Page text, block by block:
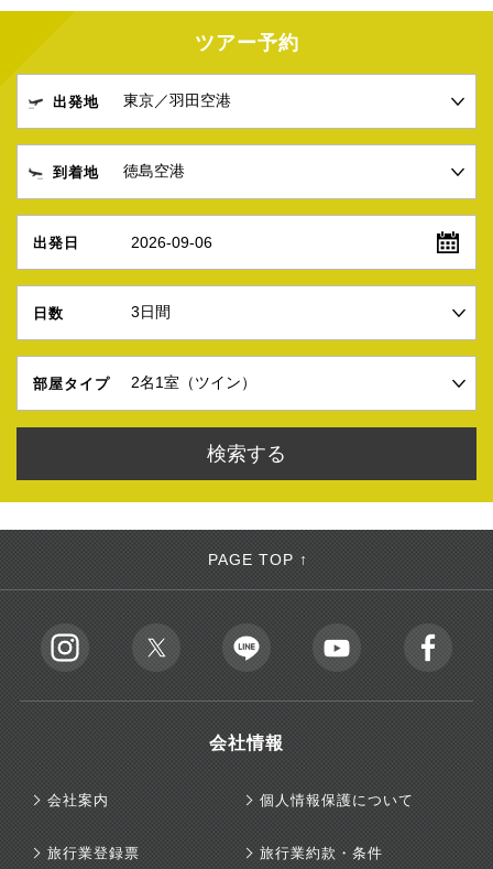
ツアー予約
出発地
到着地
出発日 2026-09-06
日数
部屋タイプ
PAGE TOP ↑
会社情報
会社案内 個人情報保護について
旅行業登録票 旅行業約款・条件